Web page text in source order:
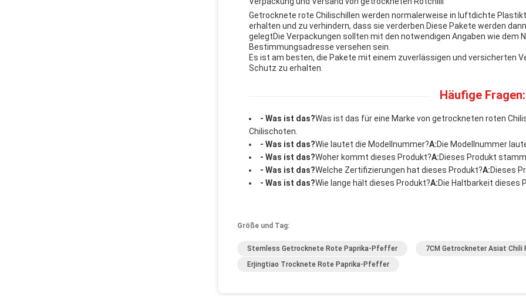
Getrocknete rote Chilischillen werden normalerweise in luftdichte
erhalten und zu verhindern, dass sie verderben.Diese Pakete werden
gelegtDie Verpackungen sollten mit den notwendigen Angaben wie dem
Bestimmungsadresse versehen sein.
Es ist am besten, die Pakete mit einem zuverlässigen und versicherten
Schutz zu erhalten.
Häufige Fragen:
- Was ist das?Was ist das für eine Marke von getrockneten roten
Chilischoten.
- Was ist das?Wie lautet die Modellnummer?A:Die Modellnummer
- Was ist das?Woher kommt dieses Produkt?A:Dieses Produkt
- Was ist das?Welche Zertifizierungen hat dieses Produkt?A:Dieses
- Was ist das?Wie lange hält dieses Produkt?A:Die Haltbarkeit dieses
Größe und Tag:
Stemless Getrocknete Rote Paprika-Pfeffer
7CM Getrockneter Asiat Chili
Erjingtiao Trocknete Rote Paprika-Pfeffer